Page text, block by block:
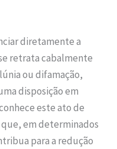
diretamente a
retrata cabalmente
ou difamação,
disposição em
este ato de
em determinados
para a redução